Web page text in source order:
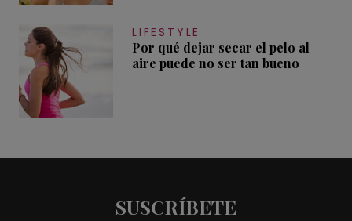
LIFESTYLE
Por qué dejar secar el pelo al
aire puede no ser tan bueno
SUSCRÍBETE